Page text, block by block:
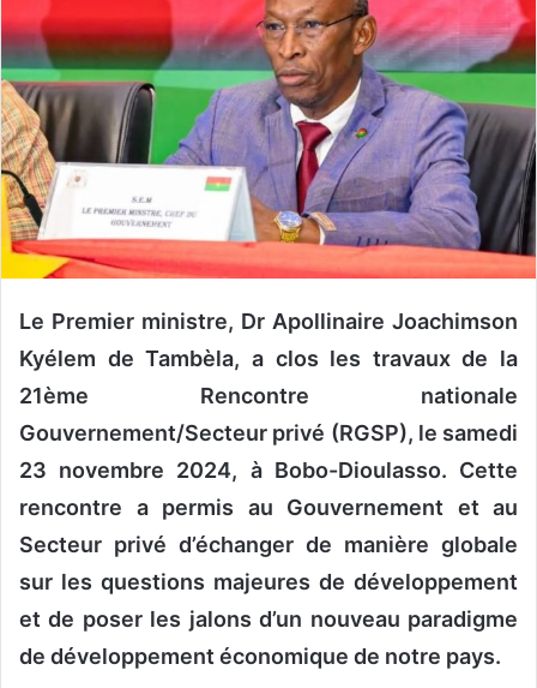
e
r
u
n
c
o
u
r
r
i
Le Premier ministre, Dr Apollinaire Joachimson
Kyélem de Tambèla, a clos les travaux de la
21ème Rencontre nationale
Gouvernement/Secteur privé (RGSP), le samedi
23 novembre 2024, à Bobo-Dioulasso. Cette
rencontre a permis au Gouvernement et au
Secteur privé d’échanger de manière globale
sur les questions majeures de développement
et de poser les jalons d’un nouveau paradigme
de développement économique de notre pays.